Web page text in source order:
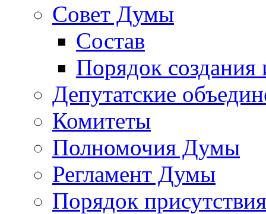
Совет Думы
Состав
Порядок создания
Депутатские
Комитеты
Полномочия Думы
Регламент Думы
Порядок